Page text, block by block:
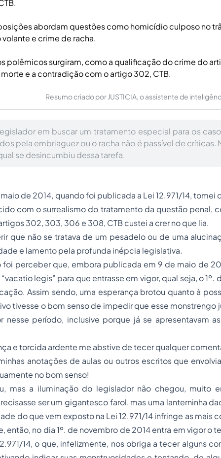
abordam questões como homicídio culposo no
e crime de racha.
polêmicos surgiram, como a qualificação do crime do
e a contradição com o artigo 302, CTB.
Resumo criado por JUSTICIA, o assistente de
em buscar um tratamento especial para os
pela embriaguez ou o racha não é passível de críticas.
se desincumbiu dessa tarefa.
de 2014, quando foi publicada a Lei 12.971/14,
com o surrealismo do tratamento da questão penal,
302, 303, 306 e 308, CTB custei a crer no que lia.
que não se tratava de um pesadelo ou de uma
e lamento pela profunda inépcia legislativa.
foi perceber que, embora publicada em 9 de maio de
legis” para que entrasse em vigor, qual seja, o 1º.
Assim sendo, uma esperança brotou quanto à
tivesse o bom senso de impedir que esse monstrengo
nesse período, inclusive porque já se apresentavam
e torcida ardente me abstive de tecer qualquer
anotações de aulas ou outros escritos que
no bom senso!
mas a iluminação do legislador não chegou, muito
ser um gigantesco farol, mas uma lanterninha
do que vem exposto na Lei 12.971/14 infringe as mais
então, no dia 1º. de novembro de 2014 entra em vigor o
14, o que, infelizmente, nos obriga a tecer alguns